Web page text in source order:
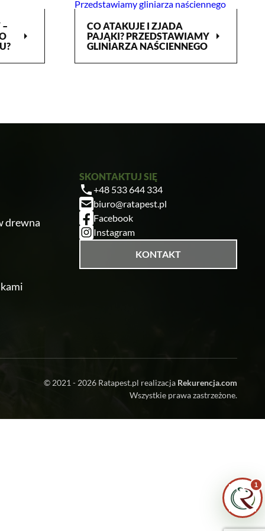
–
arrow_right
CO ATAKUJE I ZJADA
PAJĄKI? PRZEDSTAWIAMY
GLINIARZA NAŚCIENNEGO
arrow_right
Ratapest
Ile trwa taki zabieg?
1
drewna
SKONTAKTUJ SIĘ
+48 533 644 334
biuro@ratapest.pl
Facebook
Instagram
KONTAKT
© 2021 - 2026 Ratapest.pl realizacja Rekurencja.com
Wszystkie prawa zastrzeżone.